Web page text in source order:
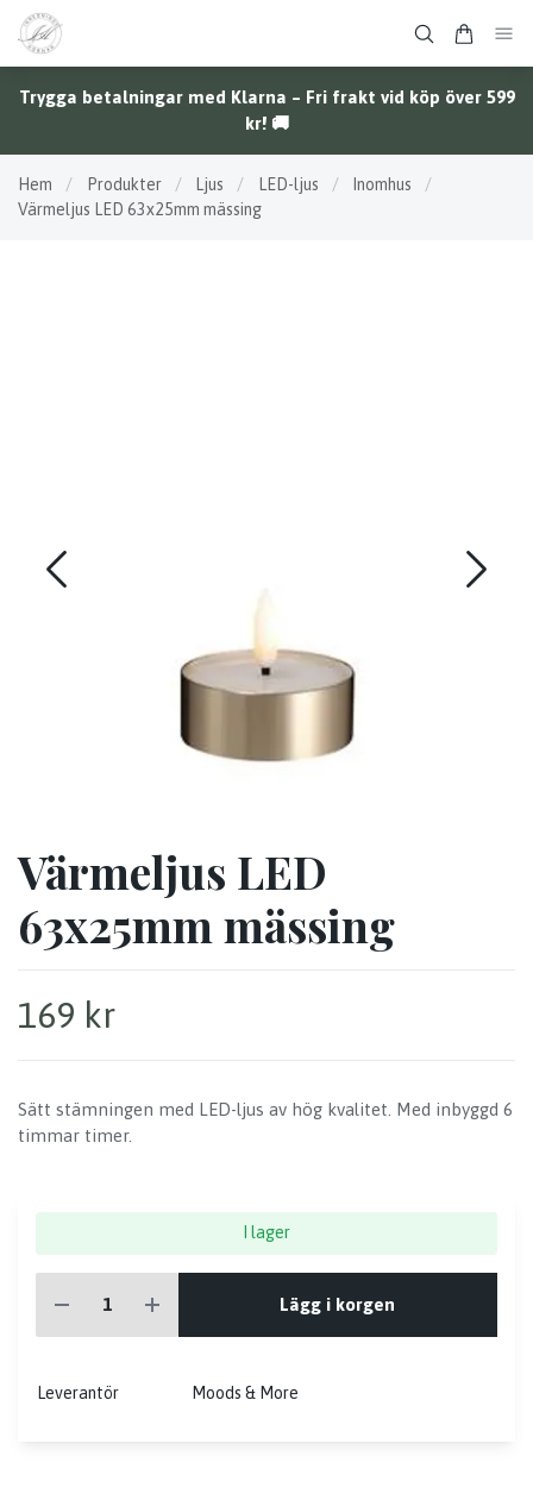
Trygga betalningar med Klarna – Fri frakt vid köp över 599
kr! 🚚
Hem / Produkter / Ljus / LED-ljus / Inomhus
/
Värmeljus LED 63x25mm mässing
Värmeljus LED
63x25mm mässing
169 kr
Sätt stämningen med LED-ljus av hög kvalitet. Med inbyggd 6
timmar timer.
I lager
Lägg i korgen
Leverantör Moods & More